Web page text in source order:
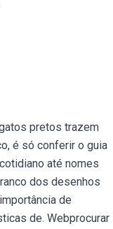
pretos trazem
é só conferir o guia
até nomes
dos desenhos
de
de. Webprocurar